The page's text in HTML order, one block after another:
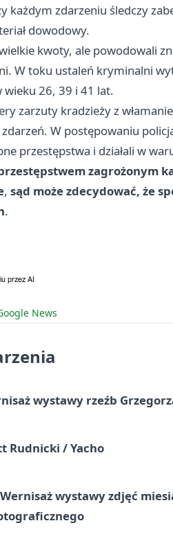
każdym zdarzeniu śledczy
dowodowy.
kwoty, ale powodowali
W toku ustaleń kryminalni
26, 39 i 41 lat.
zarzuty kradzieży z
W postępowaniu
przestępstwa i działali w
zagrożonym
, sąd może zdecydować, że
.
News
wystawy rzeźb
Rudnicki / Yacho
wystawy zdjęć